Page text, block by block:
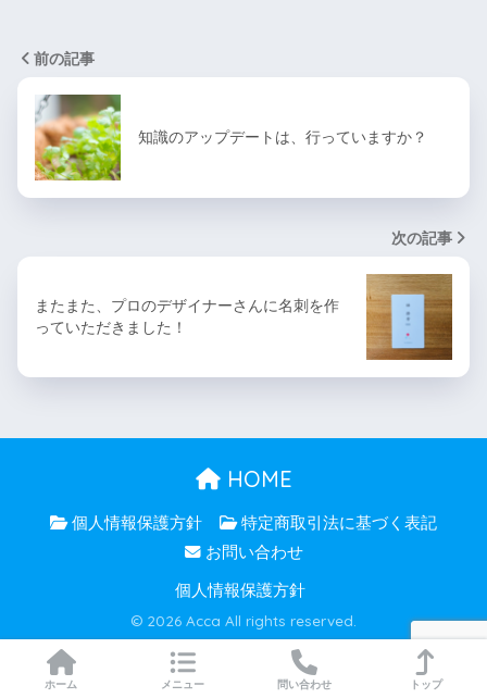
前の記事
知識のアップデートは、行っていますか？
次の記事
またまた、プロのデザイナーさんに名刺を作
っていただきました！
HOME
個人情報保護方針
特定商取引法に基づく表記
お問い合わせ
個人情報保護方針
© 2026 Acca All rights reserved.
ホーム メニュー 問い合わせ トップ